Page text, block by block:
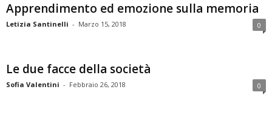
Apprendimento ed emozione sulla memoria
Letizia Santinelli - Marzo 15, 2018 0
Le due facce della società
Sofia Valentini - Febbraio 26, 2018 0